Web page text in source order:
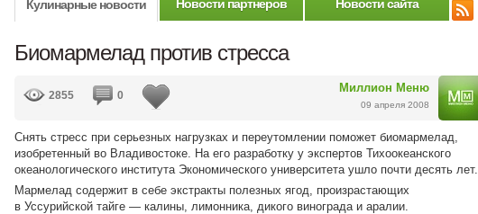
Кулинарные новости Новости партнеров Новости сайта
Биомармелад против стресса
Миллион Меню
09 апреля 2008
2855 0
Снять стресс при серьезных нагрузках и переутомлении поможет биомармелад,
изобретенный во Владивостоке. На его разработку у экспертов Тихоокеанского
океанологического института Экономического университета ушло почти десять лет.
Мармелад содержит в себе экстракты полезных ягод, произрастающих
в Уссурийской тайге — калины, лимонника, дикого винограда и аралии.